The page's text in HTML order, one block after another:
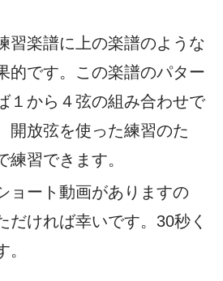
習楽譜に上の楽譜のような
的です。この楽譜のパター
１から４弦の組み合わせで
開放弦を使った練習のた
練習できます。
ョート動画がありますの
だければ幸いです。30秒く